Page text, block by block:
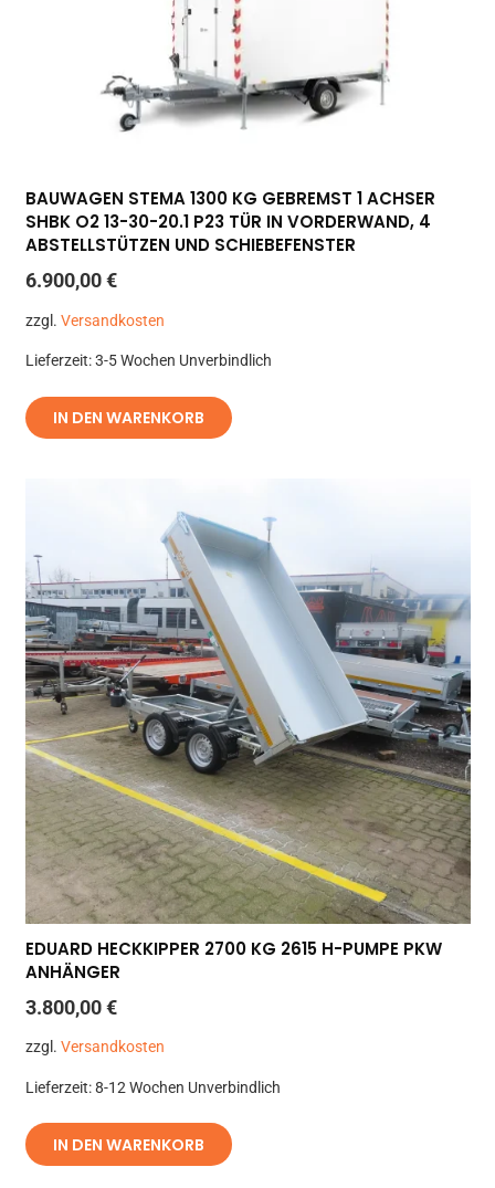
BAUWAGEN STEMA 1300 KG GEBREMST 1 ACHSER
SHBK O2 13-30-20.1 P23 TÜR IN VORDERWAND, 4
ABSTELLSTÜTZEN UND SCHIEBEFENSTER
6.900,00€
zzgl. Versandkosten
Lieferzeit:3-5 Wochen Unverbindlich
IN DEN WARENKORB
EDUARD HECKKIPPER 2700 KG 2615 H-PUMPE PKW
ANHÄNGER
3.800,00€
zzgl. Versandkosten
Lieferzeit:8-12 Wochen Unverbindlich
IN DEN WARENKORB